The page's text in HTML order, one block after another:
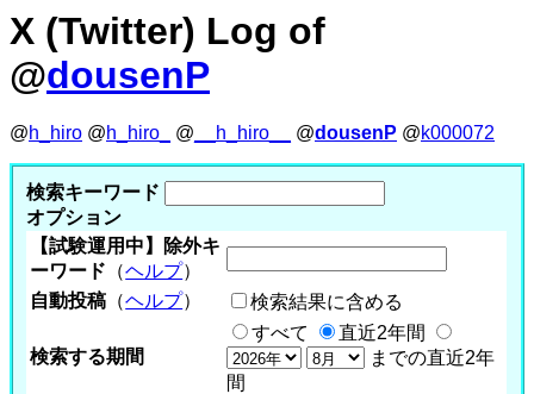
X (Twitter) Log of
@dousenP
@h_hiro @h_hiro_ @ __h_hiro__ @dousenP @k000072
検索キーワード
オプション
【試験運用中】除外キ
ーワード （ヘルプ）
自動投稿 （ヘルプ） 検索結果に含める
検索する期間
すべて
直近2年間
までの直近2年
間